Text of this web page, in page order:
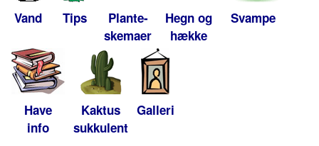
Vand Tips
Plante-
skemaer
Hegn og
hække
Svampe
Have
info
Kaktus
sukkulent
Galleri